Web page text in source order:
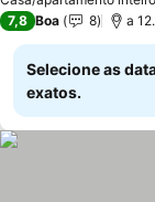
7,8 Boa 8 a
Selecione as
exatos.